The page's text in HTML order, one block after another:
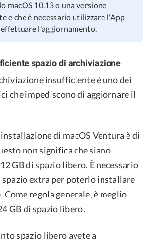
macOS 10.13 o una versione
e che è necessario utilizzare l'App
l'aggiornamento.
spazio di archiviazione
insufficiente è uno dei
che impediscono di aggiornare il
di macOS Ventura è di
non significa che siano
GB di spazio libero. È necessario
spazio extra per poterlo installare
regola generale, è meglio
GB di spazio libero.
spazio libero avete a